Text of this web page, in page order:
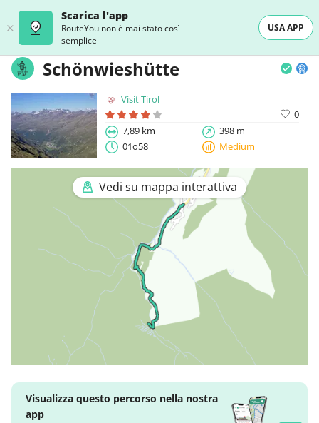
Scarica l'app
RouteYou non è mai stato così
semplice
USA APP
Schönwieshütte
Visit Tirol
0
7,89 km
398 m
01o58
Medium
Vedi su mappa interattiva
Visualizza questo percorso nella nostra
app